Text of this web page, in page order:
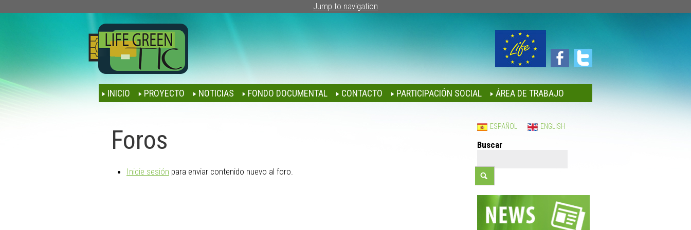
Jump to navigation
INICIO PROYECTO NOTICIAS FONDO DOCUMENTAL CONTACTO PARTICIPACIÓN SOCIAL ÁREA DE TRABAJO
Foros
Inicie sesión para enviar contenido nuevo al foro.
ESPAÑOL ENGLISH
Buscar